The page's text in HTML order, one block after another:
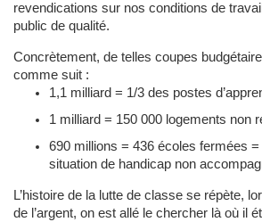
revendications sur nos conditions de
public de qualité.
Concrètement, de telles coupes
comme suit :
1,1 milliard = 1/3 des postes
1 milliard = 150 000 logements non
690 millions = 436 écoles fermées
situation de handicap non
L’histoire de la lutte de classe se répète,
de l’argent, on est allé le chercher là où il